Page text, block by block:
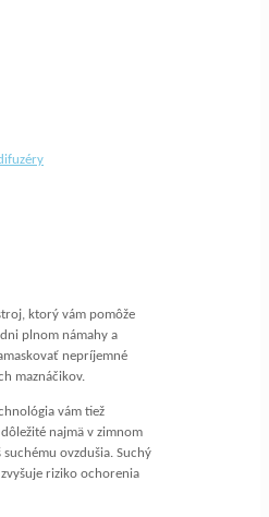
ktorý vám pomôže
plnom námahy a
nepríjemné
maznáčikov.
vám tiež
najmä v zimnom
ovzdušia. Suchý
riziko ochorenia